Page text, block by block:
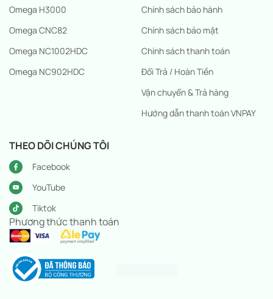
Omega H3000
Omega CNC82
Omega NC1002HDC
Omega NC902HDC
Chính sách bảo hành
Chính sách bảo mật
Chính sách thanh toán
Đổi Trả / Hoàn Tiền
Vận chuyển & Trả hàng
Hướng dẫn thanh toán VNPAY
THEO DÕI CHÚNG TÔI
Facebook
YouTube
Tiktok
Phương thức thanh toán